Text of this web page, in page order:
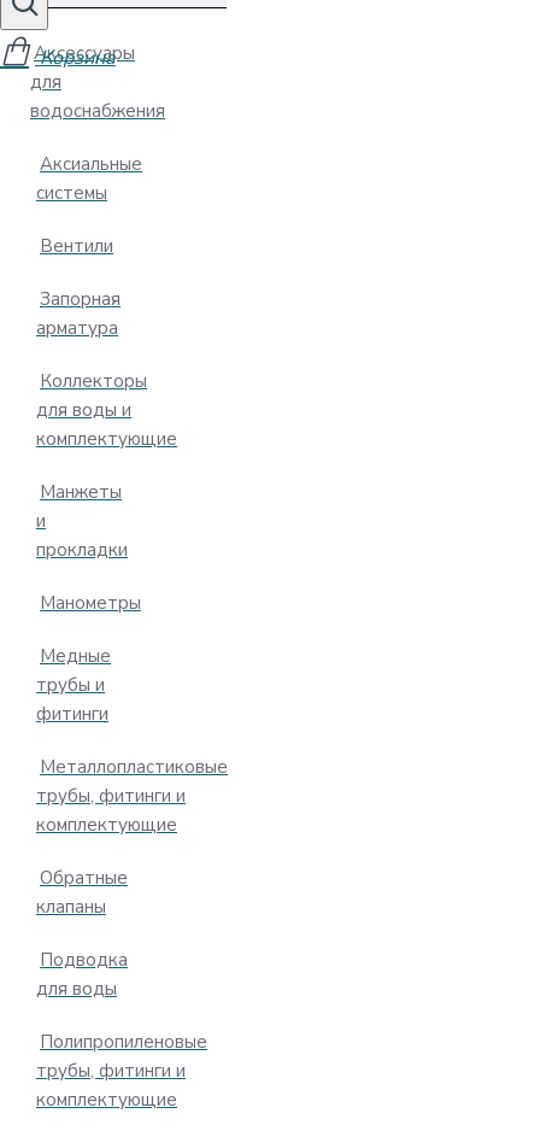
Аксессуары
для
водоснабжения
Аксиальные
системы
Вентили
Запорная
арматура
Коллекторы
для воды и
комплектующие
Манжеты
и
прокладки
Манометры
Медные
трубы и
фитинги
Металлопластиковые
трубы, фитинги и
комплектующие
Обратные
клапаны
Подводка
для воды
Полипропиленовые
трубы, фитинги и
комплектующие